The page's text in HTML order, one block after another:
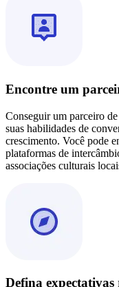
Encontre um
Conseguir um parceiro
suas habilidades de
crescimento. Você pode
plataformas de
associações culturais
Defina expectativas